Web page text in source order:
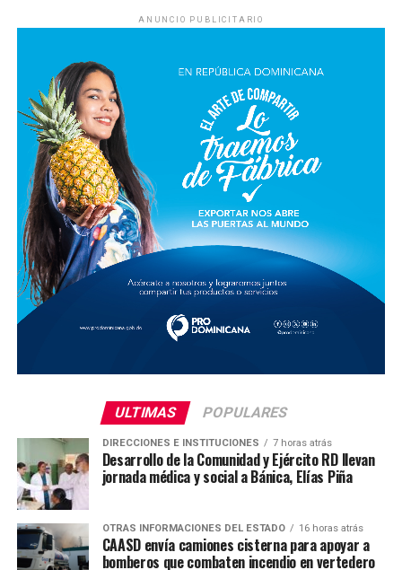
ANUNCIO PUBLICITARIO
ULTIMAS POPULARES
DIRECCIONES E INSTITUCIONES 7 horas atrás
Desarrollo de la Comunidad y Ejército RD llevan
jornada médica y social a Bánica, Elías Piña
OTRAS INFORMACIONES DEL ESTADO 16 horas atrás
CAASD envía camiones cisterna para apoyar a
bomberos que combaten incendio en vertedero